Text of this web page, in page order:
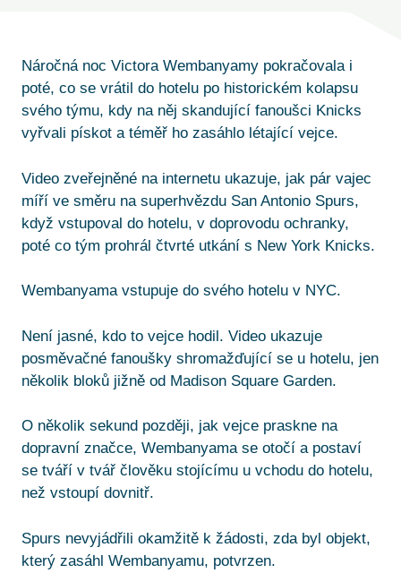
Náročná noc Victora Wembanyamy pokračovala i
poté, co se vrátil do hotelu po historickém kolapsu
svého týmu, kdy na něj skandující fanoušci Knicks
vyřvali pískot a téměř ho zasáhlo létající vejce.
Video zveřejněné na internetu ukazuje, jak pár vajec
míří ve směru na superhvězdu San Antonio Spurs,
když vstupoval do hotelu, v doprovodu ochranky,
poté co tým prohrál čtvrté utkání s New York Knicks.
Wembanyama vstupuje do svého hotelu v NYC.
Není jasné, kdo to vejce hodil. Video ukazuje
posměvačné fanoušky shromažďující se u hotelu, jen
několik bloků jižně od Madison Square Garden.
O několik sekund později, jak vejce praskne na
dopravní značce, Wembanyama se otočí a postaví
se tváří v tvář člověku stojícímu u vchodu do hotelu,
než vstoupí dovnitř.
Spurs nevyjádřili okamžitě k žádosti, zda byl objekt,
který zasáhl Wembanyamu, potvrzen.